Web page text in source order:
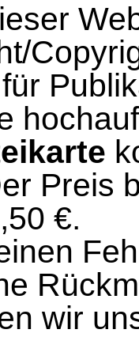
Preis
€.
wir